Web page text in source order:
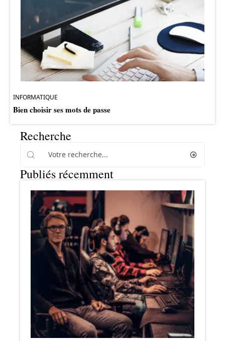
INFORMATIQUE
Bien choisir ses mots de passe
Recherche
Publiés récemment